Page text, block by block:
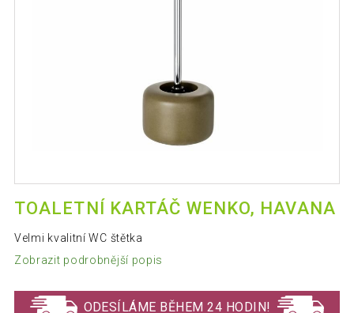
TOALETNÍ KARTÁČ WENKO, HAVANA
Velmi kvalitní WC štětka
Zobrazit podrobnější popis
ODESÍLÁME BĚHEM 24 HODIN!